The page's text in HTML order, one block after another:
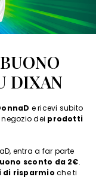
DIXAN
e ricevi subito
dei prodotti
entra a far parte
sconto da 2€.
di risparmio che ti